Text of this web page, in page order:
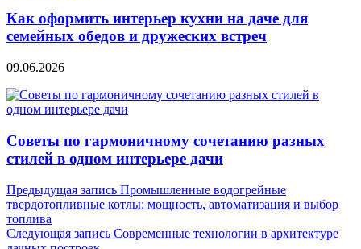
Как оформить интерьер кухни на даче для
семейных обедов и дружеских встреч
09.06.2026
Советы по гармоничному сочетанию разных
стилей в одном интерьере дачи
Навигация
по
записям
Предыдущая запись Промышленные водогрейные
твердотопливные котлы: мощность, автоматизация и выбор
топлива
Следующая запись Современные технологии в архитектуре